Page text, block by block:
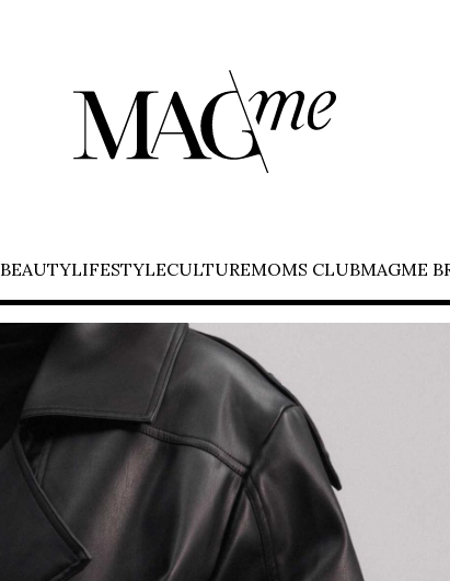
BEAUTYLIFESTYLECULTUREMOMS CLUBMAGME